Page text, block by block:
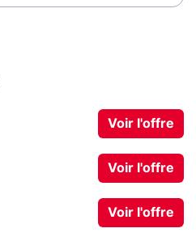
Voir l'offre
Voir l'offre
Voir l'offre